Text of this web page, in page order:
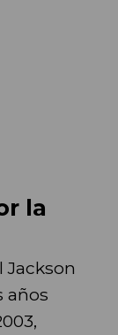
la
Jackson
años